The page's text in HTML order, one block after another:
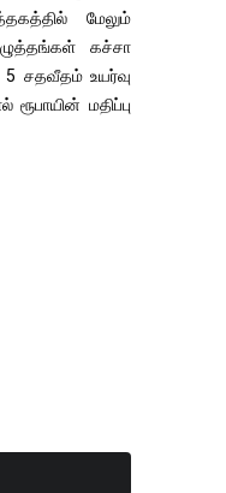
மேலும்
கச்சா
சதவீதம் உயர்வு
மதிப்பு